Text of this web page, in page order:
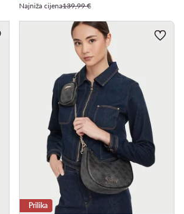
Najniža cijena139,99 €
Prilika